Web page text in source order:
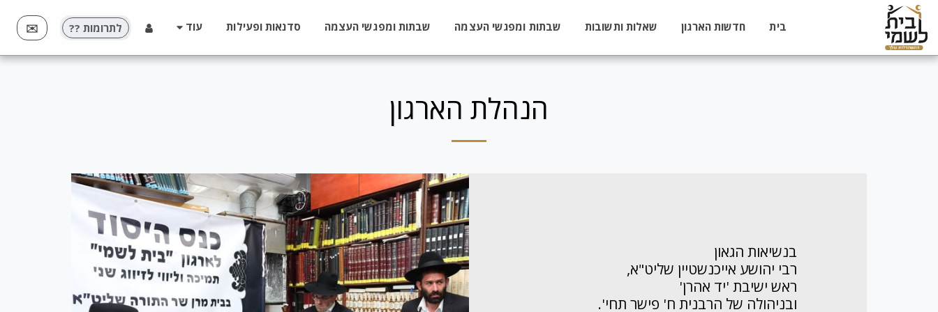
בית חדשות הארגון שאלות ותשובות שבתות ומפגשי העצמה שבתות ומפגשי העצמה סדנאות ופעילות עוד לתרומות ?? ✉️
הנהלת הארגון
בנשיאות הגאון
רבי יהושע אייכנשטיין שליט"א,
ראש ישיבת 'יד אהרן'
ובניהולה של הרבנית ח' פישר תחי'.